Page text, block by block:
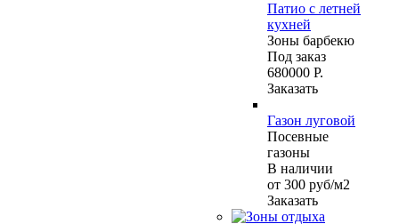
Патио с летней
кухней
Зоны барбекю
Под заказ
680000 Р.
Заказать
Газон луговой
Посевные
газоны
В наличии
от 300 руб/м2
Заказать